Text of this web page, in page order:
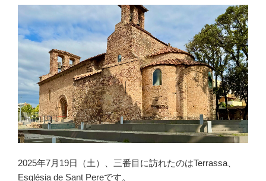
2025年7月19日（土）、三番目に訪れたのはTerrassa、
Església de Sant Pereです。